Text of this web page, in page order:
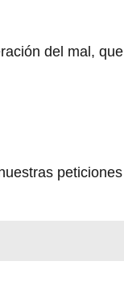
del mal, que
peticiones